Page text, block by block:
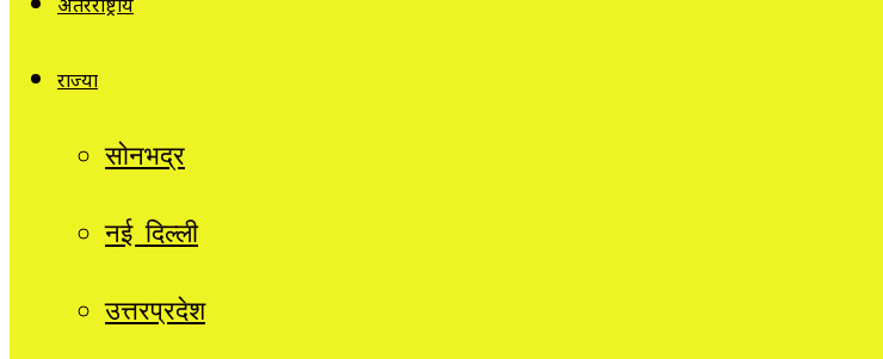
राज्यों
सोनभद्र
नई दिल्ली
उत्तरप्रदेश